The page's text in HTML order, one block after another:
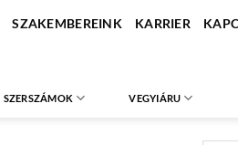
SZAKEMBEREINK KARRIER
SZERSZÁMOK VEGYIÁRU